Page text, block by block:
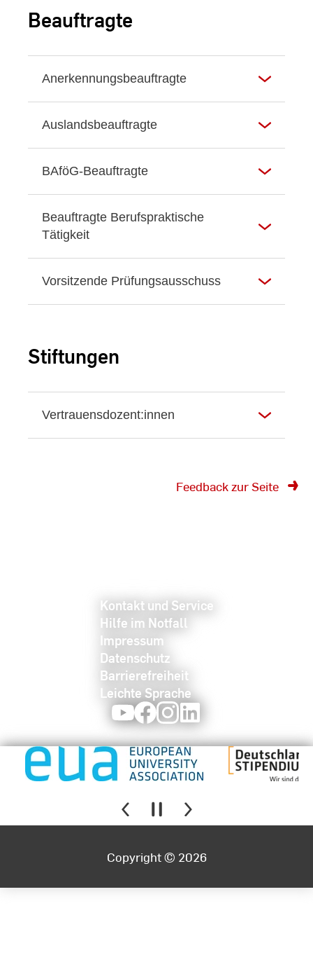
Beauftragte
Anerkennungsbeauftragte
Auslandsbeauftragte
BAföG-Beauftragte
Beauftragte Berufspraktische
Tätigkeit
Vorsitzende Prüfungsausschuss
Stiftungen
Vertrauensdozent:innen
Feedback zur Seite
Kontakt und Service
Hilfe im Notfall
Impressum
Datenschutz
Barrierefreiheit
Leichte Sprache
YoutubeFacebookInstagram
Copyright © 2026